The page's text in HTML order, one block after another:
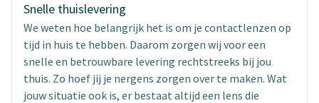
Snelle thuislevering
We weten hoe belangrijk het is om je contactlenzen op
tijd in huis te hebben. Daarom zorgen wij voor een
snelle en betrouwbare levering rechtstreeks bij jou
thuis. Zo hoef jij je nergens zorgen over te maken. Wat
jouw situatie ook is, er bestaat altijd een lens die